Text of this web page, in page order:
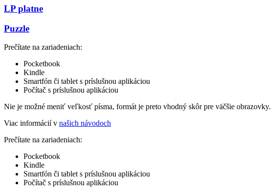
LP platne
Puzzle
Prečítate na zariadeniach:
Pocketbook
Kindle
Smartfón či tablet s príslušnou aplikáciou
Počítač s príslušnou aplikáciou
Nie je možné meniť veľkosť písma, formát je preto vhodný skôr pre väčšie obrazovky.
Viac informácií v našich návodoch
Prečítate na zariadeniach:
Pocketbook
Kindle
Smartfón či tablet s príslušnou aplikáciou
Počítač s príslušnou aplikáciou